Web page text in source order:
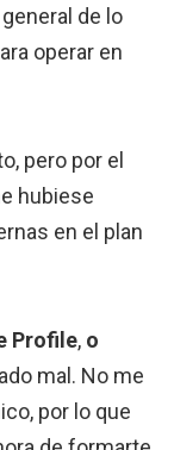
de lo
operar en
pero por el
hubiese
en el plan
Profile, o
mal. No me
por lo que